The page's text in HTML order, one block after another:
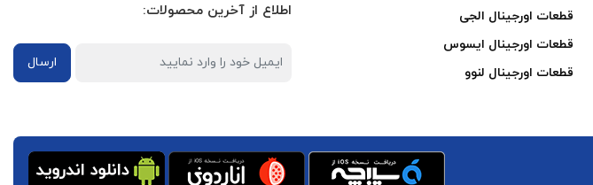
قطعات اورجینال الجی
قطعات اورجینال ایسوس
قطعات اورجینال لنوو
اطلاع از آخرین محصولات:
ارسال